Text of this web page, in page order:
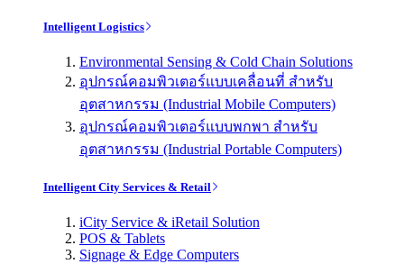
Intelligent Logistics
Environmental Sensing & Cold Chain Solutions
อุปกรณ์คอมพิวเตอร์แบบเคลื่อนที่ สำหรับ
อุตสาหกรรม (Industrial Mobile Computers)
อุปกรณ์คอมพิวเตอร์แบบพกพา สำหรับ
อุตสาหกรรม (Industrial Portable Computers)
Intelligent City Services & Retail
iCity Service & iRetail Solution
POS & Tablets
Signage & Edge Computers